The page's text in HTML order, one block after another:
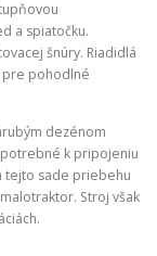
a spiatočku.
šnúry. Riadidlá
pre pohodlné
dezénom
potrebné k pripojeniu
tejto sade priebehu
Stroj však